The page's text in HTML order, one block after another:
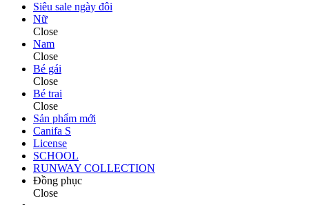
Siêu sale ngày đôi
Nữ
Close
Nam
Close
Bé gái
Close
Bé trai
Close
Sản phẩm mới
Canifa S
License
SCHOOL
RUNWAY COLLECTION
Đồng phục
Close